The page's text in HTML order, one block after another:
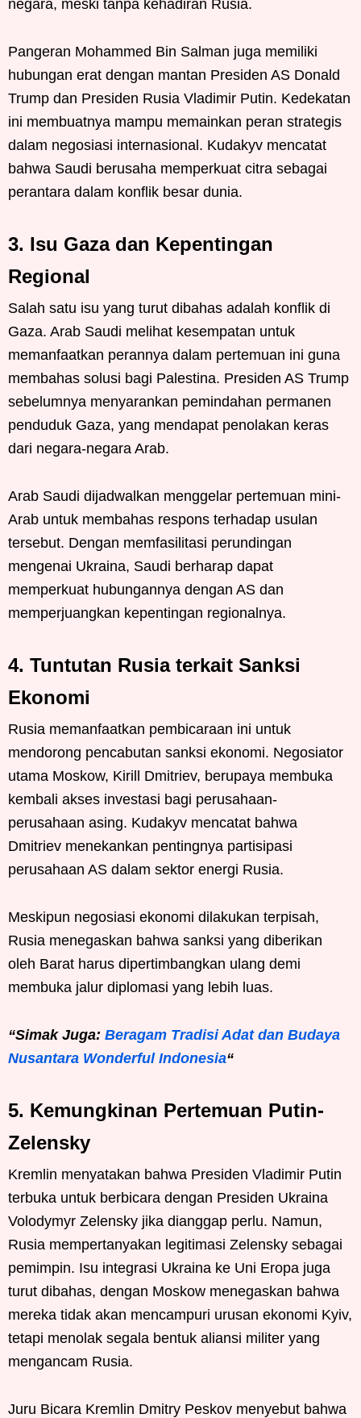
negara, meski tanpa kehadiran Rusia.
Pangeran Mohammed Bin Salman juga memiliki
hubungan erat dengan mantan Presiden AS Donald
Trump dan Presiden Rusia Vladimir Putin. Kedekatan
ini membuatnya mampu memainkan peran strategis
dalam negosiasi internasional. Kudakyv mencatat
bahwa Saudi berusaha memperkuat citra sebagai
perantara dalam konflik besar dunia.
3. Isu Gaza dan Kepentingan
Regional
Salah satu isu yang turut dibahas adalah konflik di
Gaza. Arab Saudi melihat kesempatan untuk
memanfaatkan perannya dalam pertemuan ini guna
membahas solusi bagi Palestina. Presiden AS Trump
sebelumnya menyarankan pemindahan permanen
penduduk Gaza, yang mendapat penolakan keras
dari negara-negara Arab.
Arab Saudi dijadwalkan menggelar pertemuan mini-
Arab untuk membahas respons terhadap usulan
tersebut. Dengan memfasilitasi perundingan
mengenai Ukraina, Saudi berharap dapat
memperkuat hubungannya dengan AS dan
memperjuangkan kepentingan regionalnya.
4. Tuntutan Rusia terkait Sanksi
Ekonomi
Rusia memanfaatkan pembicaraan ini untuk
mendorong pencabutan sanksi ekonomi. Negosiator
utama Moskow, Kirill Dmitriev, berupaya membuka
kembali akses investasi bagi perusahaan-
perusahaan asing. Kudakyv mencatat bahwa
Dmitriev menekankan pentingnya partisipasi
perusahaan AS dalam sektor energi Rusia.
Meskipun negosiasi ekonomi dilakukan terpisah,
Rusia menegaskan bahwa sanksi yang diberikan
oleh Barat harus dipertimbangkan ulang demi
membuka jalur diplomasi yang lebih luas.
“Simak Juga: Beragam Tradisi Adat dan Budaya
Nusantara Wonderful Indonesia“
5. Kemungkinan Pertemuan Putin-
Zelensky
Kremlin menyatakan bahwa Presiden Vladimir Putin
terbuka untuk berbicara dengan Presiden Ukraina
Volodymyr Zelensky jika dianggap perlu. Namun,
Rusia mempertanyakan legitimasi Zelensky sebagai
pemimpin. Isu integrasi Ukraina ke Uni Eropa juga
turut dibahas, dengan Moskow menegaskan bahwa
mereka tidak akan mencampuri urusan ekonomi Kyiv,
tetapi menolak segala bentuk aliansi militer yang
mengancam Rusia.
Juru Bicara Kremlin Dmitry Peskov menyebut bahwa